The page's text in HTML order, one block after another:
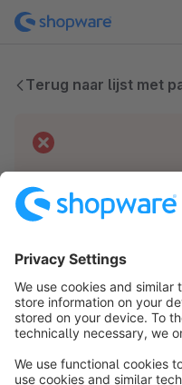
Terug naar lijst met
We hebben geen